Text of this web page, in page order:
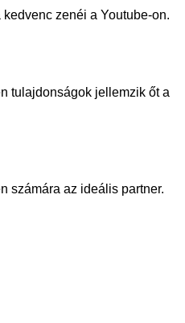
kedvenc zenéi a Youtube-on.
tulajdonságok jellemzik őt a
számára az ideális partner.